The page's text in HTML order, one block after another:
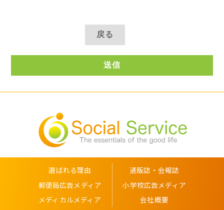
選ばれる理由
通販誌・会報誌
郵便局広告メディア
小学校広告メディア
メディカルメディア
会社概要